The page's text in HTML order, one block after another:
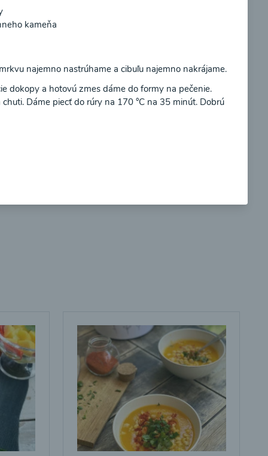
Brokolicové cappuccino
kameňa
najemno nastrúhame a cibuľu najemno nakrájame.
dokopy a hotovú zmes dáme do formy na pečenie.
Dáme piecť do rúry na 170 °C na 35 minút. Dobrú